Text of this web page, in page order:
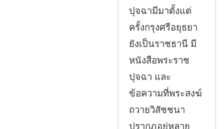
ปุจฉามีมาตั้งแต่
ครั้งกรุงศรีอยุธยา
ยังเป็นราชธานี มี
หนังสือพระราช
ปุจฉา และ
ข้อความที่พระสงฆ์
ถวายวิสัชชนา
ปรากฎอยู่หลาย